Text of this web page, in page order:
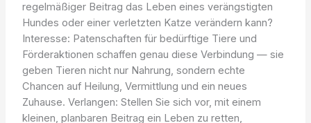
regelmäßiger Beitrag das Leben eines verängstigten
Hundes oder einer verletzten Katze verändern kann?
Interesse: Patenschaften für bedürftige Tiere und
Förderaktionen schaffen genau diese Verbindung — sie
geben Tieren nicht nur Nahrung, sondern echte
Chancen auf Heilung, Vermittlung und ein neues
Zuhause. Verlangen: Stellen Sie sich vor, mit einem
kleinen, planbaren Beitrag ein Leben zu retten,